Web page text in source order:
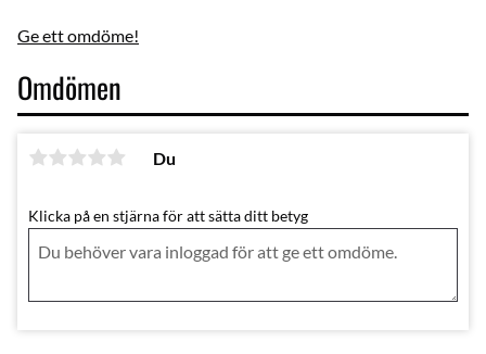
Ge ett omdöme!
Omdömen
Du
Klicka på en stjärna för att sätta ditt betyg